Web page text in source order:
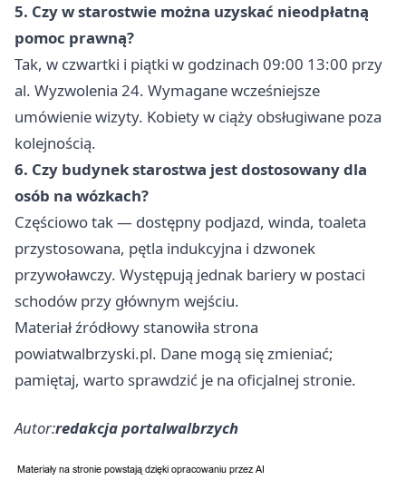
5. Czy w starostwie można uzyskać nieodpłatną
pomoc prawną?
Tak, w czwartki i piątki w godzinach 09:00 13:00 przy
al. Wyzwolenia 24. Wymagane wcześniejsze
umówienie wizyty. Kobiety w ciąży obsługiwane poza
kolejnością.
6. Czy budynek starostwa jest dostosowany dla
osób na wózkach?
Częściowo tak — dostępny podjazd, winda, toaleta
przystosowana, pętla indukcyjna i dzwonek
przywoławczy. Występują jednak bariery w postaci
schodów przy głównym wejściu.
Materiał źródłowy stanowiła strona
powiatwalbrzyski.pl. Dane mogą się zmieniać;
pamiętaj, warto sprawdzić je na oficjalnej stronie.
Autor:redakcja portalwalbrzych